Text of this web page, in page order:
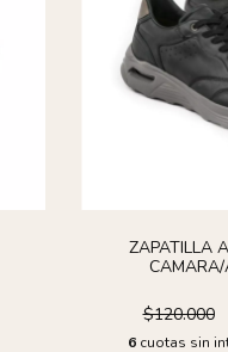
ZAPATILLA
CAMARA/
$120.000
6 cuotas sin